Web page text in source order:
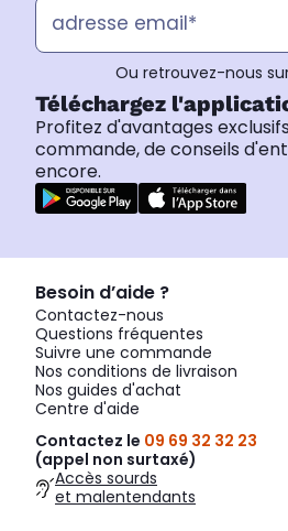
Ou retrouvez-nous
Téléchargez
Profitez d'avantages
commande, de conseils
encore.
Besoin d’aide ?
Contactez-nous
Questions fréquentes
Suivre une commande
Nos conditions de livraison
Nos guides d'achat
Centre d'aide
Contactez le 09 69 32 32 23
(appel non surtaxé)
Accès sourds
et malentendants